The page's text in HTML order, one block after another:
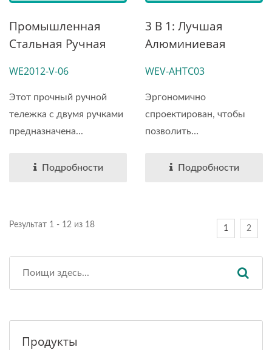
Промышленная
Стальная Ручная
Ручкой И
Пневматическими
Колесами,
Поставщик Ручных
WE2012-V-06
Этот прочный ручной
тележка с двумя ручками
предназначена...
Подробности
3 В 1: Лучшая
Алюминиевая
Тележка С
Удлинением Носа,
Грузоподъемностью
770 Фунтов.
WEV-AHTC03
Эргономично
спроектирован, чтобы
позволить
Подробности
Результат 1 - 12 из 18 1 2
Продукты